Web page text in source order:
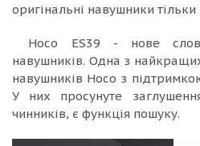
оригінальні навушники
Hoco ES39 - нове
навушників. Одна з
навушників Носо з
У них просунуте
чинників, є функція пошуку.